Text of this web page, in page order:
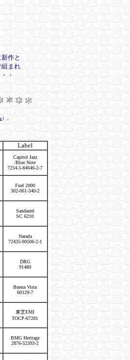
作と
組まれ
・
）。
Label
Capitol Jazz
/Blue Note
7254-5-84646-2-7
Fuel 2000
302-061-340-2
Sandazed
SC 6210
Narada
72435-90506-2-1
DRG
91480
Buena Vista
60129-7
東芝EMI
TOCP-67281
BMG Heritage
2876-52393-2